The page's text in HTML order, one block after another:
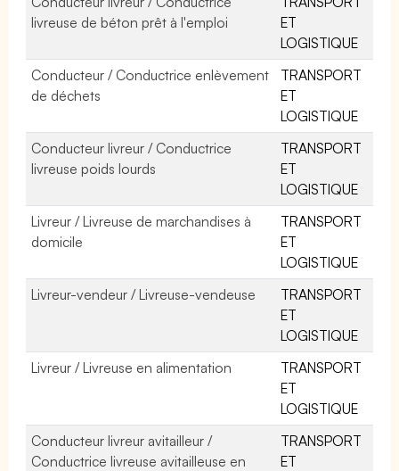
livreuse de béton prêt à l'emploi
ET
LOGISTIQUE
Conducteur / Conductrice enlèvement
de déchets
TRANSPORT
ET
LOGISTIQUE
Conducteur livreur / Conductrice
livreuse poids lourds
TRANSPORT
ET
LOGISTIQUE
Livreur / Livreuse de marchandises à
domicile
TRANSPORT
ET
LOGISTIQUE
Livreur-vendeur / Livreuse-vendeuse
TRANSPORT
ET
LOGISTIQUE
Livreur / Livreuse en alimentation
TRANSPORT
ET
LOGISTIQUE
Conducteur livreur avitailleur /
Conductrice livreuse avitailleuse en
TRANSPORT
ET